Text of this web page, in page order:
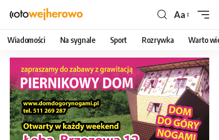
Czcionka
Aa
Wiadomości Na sygnale Sport Rozrywka Warto